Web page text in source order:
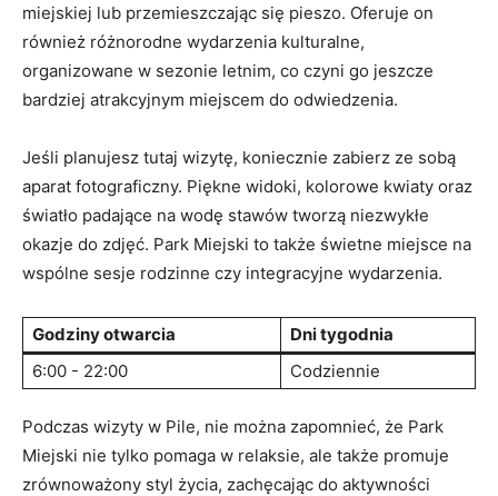
miejskiej lub przemieszczając się ⁣pieszo. Oferuje ‍on
również różnorodne wydarzenia kulturalne,
organizowane w sezonie letnim, co czyni go⁤ jeszcze
bardziej atrakcyjnym miejscem do odwiedzenia.
Jeśli⁤ planujesz tutaj wizytę, koniecznie ‍zabierz ​ze sobą⁤
aparat fotograficzny.⁤ Piękne widoki, kolorowe kwiaty​ oraz
światło padające ⁤na wodę stawów tworzą niezwykłe
okazje do zdjęć.⁢ Park Miejski to także świetne miejsce na
wspólne sesje rodzinne czy integracyjne⁤ wydarzenia.
Godziny otwarcia
Dni ‌tygodnia
6:00 ⁤- 22:00
Codziennie
Podczas wizyty w Pile, nie można zapomnieć, że Park
Miejski nie tylko pomaga w relaksie, ale także promuje
zrównoważony styl życia, zachęcając do aktywności